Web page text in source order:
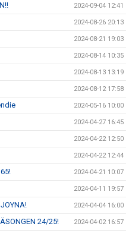
2024-09-04 12:41
2024-08-26 20:13
2024-08-21 19:03
2024-08-14 10:35
2024-08-13 13:19
2024-08-12 17:58
2024-05-16 10:00
2024-04-27 16:45
2024-04-22 12:50
2024-04-22 12:44
2024-04-21 10:07
2024-04-11 19:57
2024-04-04 16:00
24/25! 2024-04-02 16:57